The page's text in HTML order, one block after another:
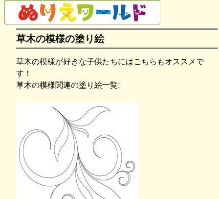
草木の模様の塗り絵
草木の模様が好きな子供たちにはこちらもオススメで
す！
草木の模様関連の塗り絵一覧: